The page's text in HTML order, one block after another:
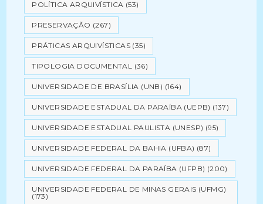
POLÍTICA ARQUIVÍSTICA (53)
PRESERVAÇÃO (267)
PRÁTICAS ARQUIVÍSTICAS (35)
TIPOLOGIA DOCUMENTAL (36)
UNIVERSIDADE DE BRASÍLIA (UNB) (164)
UNIVERSIDADE ESTADUAL DA PARAÍBA (UEPB) (137)
UNIVERSIDADE ESTADUAL PAULISTA (UNESP) (95)
UNIVERSIDADE FEDERAL DA BAHIA (UFBA) (87)
UNIVERSIDADE FEDERAL DA PARAÍBA (UFPB) (200)
UNIVERSIDADE FEDERAL DE MINAS GERAIS (UFMG)
(173)